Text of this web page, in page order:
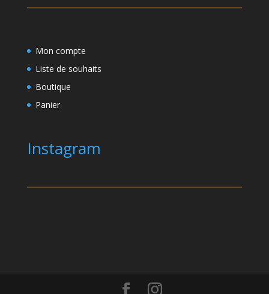
Mon compte
Liste de souhaits
Boutique
Panier
Instagram